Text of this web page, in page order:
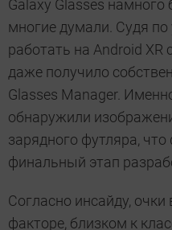
Galaxy Glasses намного
многие думали. Судя по
работать на Android XR
даже получило
Glasses Manager.
обнаружили
зарядного футляра,
финальный этап
Согласно инсайду,
факторе, близком к